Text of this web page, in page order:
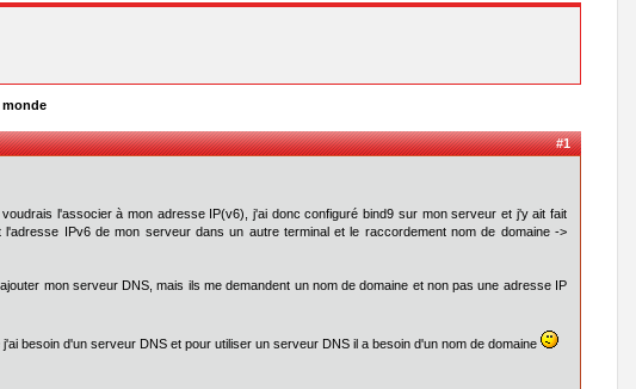
monde
#1
l'associer à mon adresse IP(v6), j'ai donc configuré bind9 sur mon serveur et j'y ait fait
IPv6 de mon serveur dans un autre terminal et le raccordement nom de domaine ->
mon serveur DNS, mais ils me demandent un nom de domaine et non pas une adresse IP
besoin d'un serveur DNS et pour utiliser un serveur DNS il a besoin d'un nom de domaine